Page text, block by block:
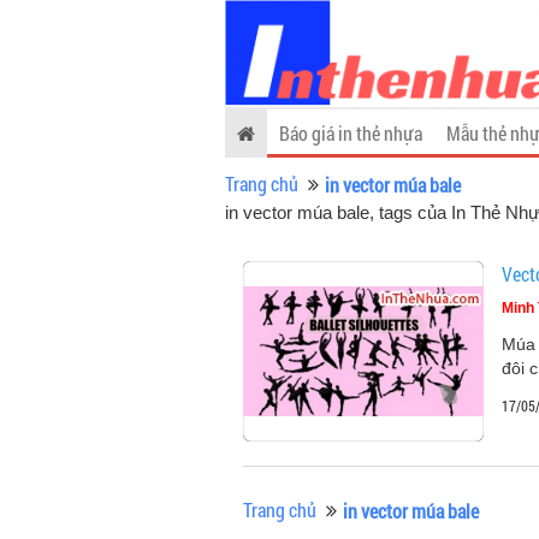
Báo giá in thẻ nhựa Mẫu thẻ
Trang chủ
in vector múa bale
in vector múa bale, tags của In Thẻ
Minh
đôi
17/
Trang chủ in vector múa bale